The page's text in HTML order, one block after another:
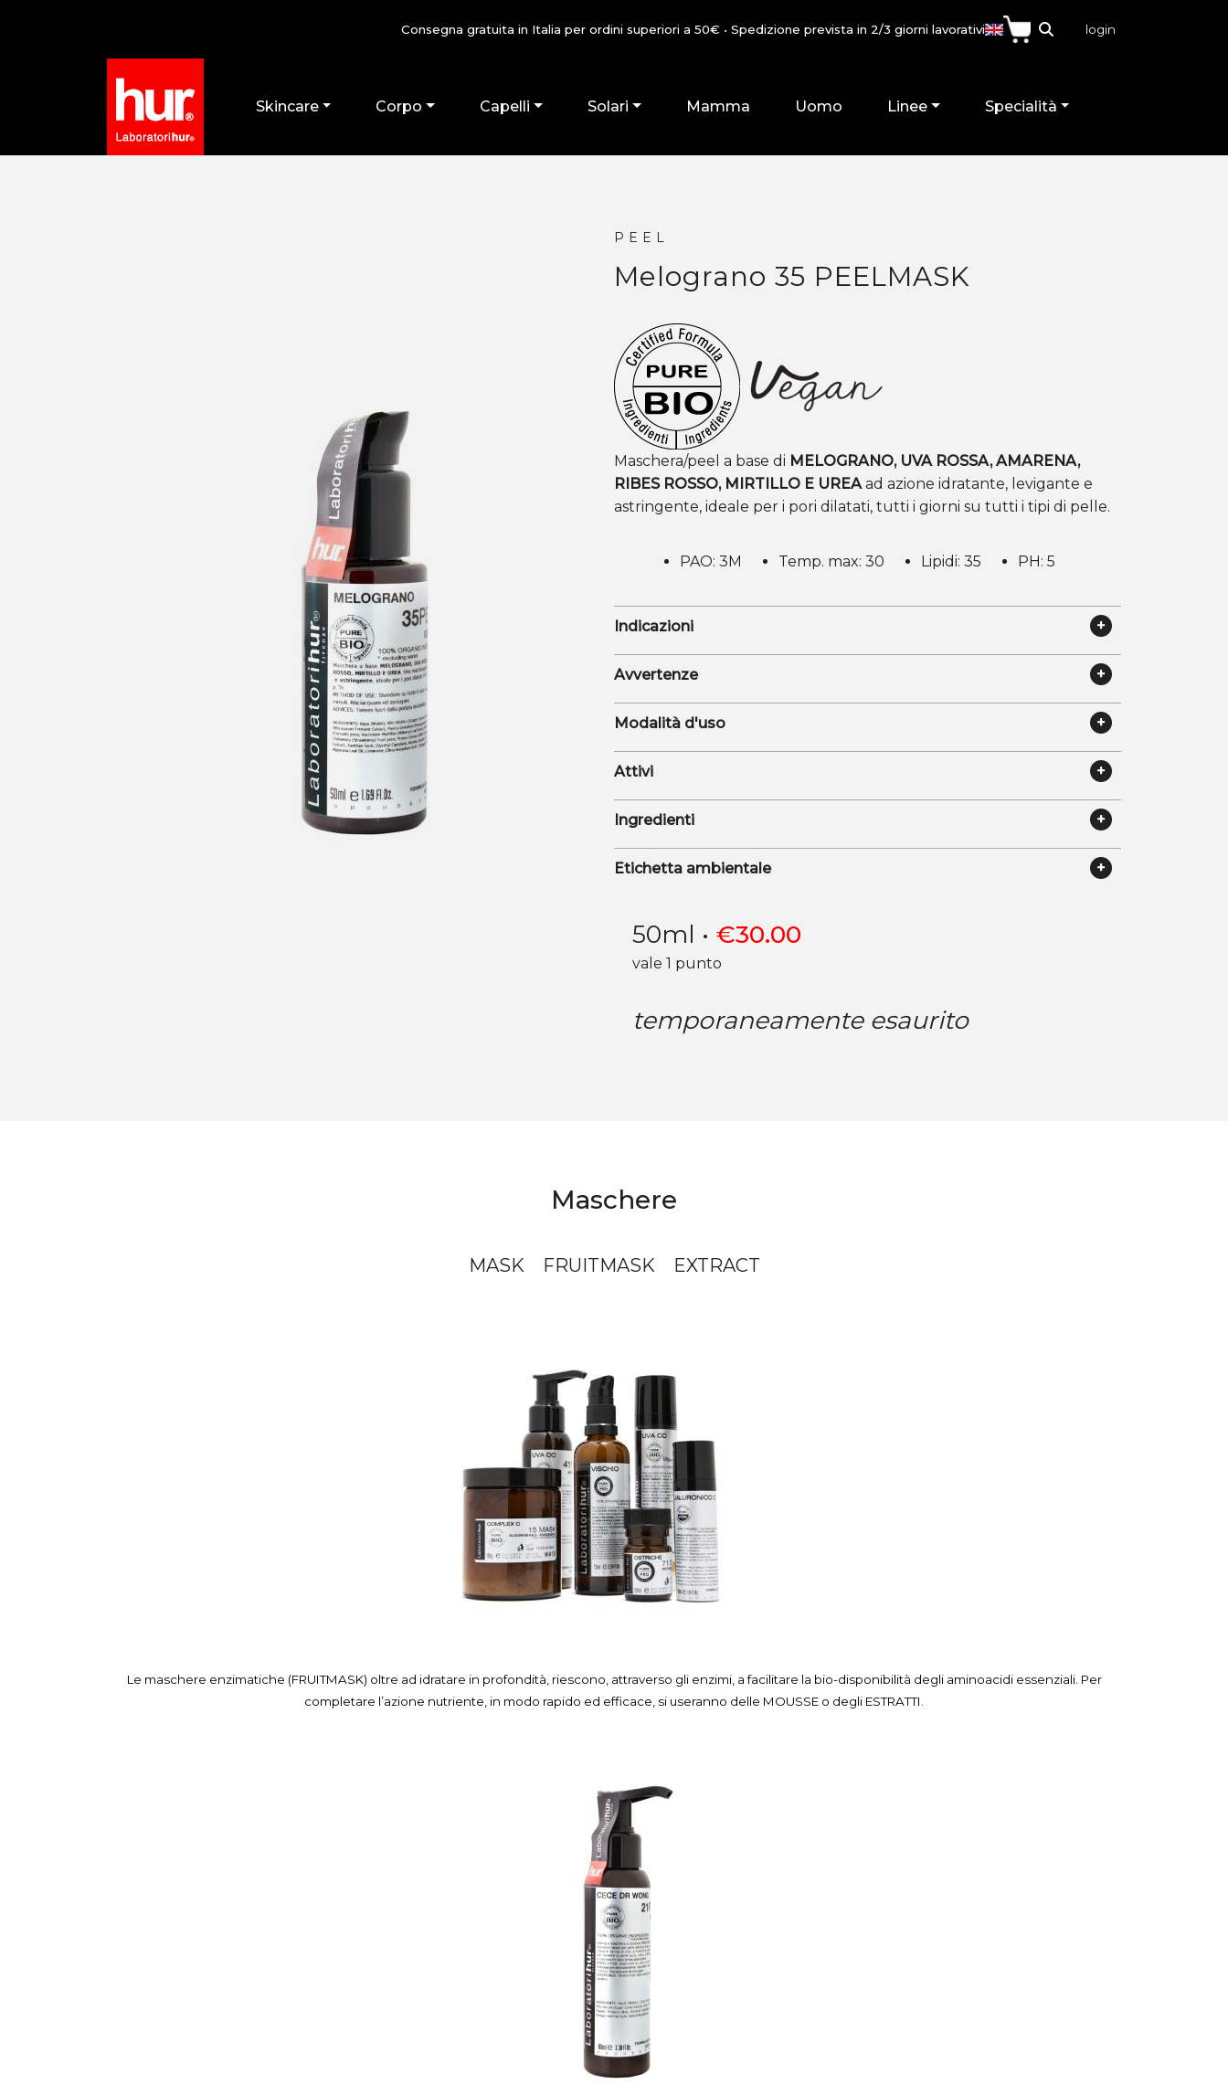
Consegna gratuita in Italia per ordini superiori a 50€ • Spedizione prevista in 2/3 giorni lavorativi login
Skincare Corpo Capelli Solari Mamma Uomo Linee Specialità
PEEL
Melograno 35 PEELMASK
Maschera/peel a base di MELOGRANO, UVA ROSSA, AMARENA,
RIBES ROSSO, MIRTILLO E UREAad azione idratante, levigante e
astringente, ideale per i pori dilatati, tutti i giorni su tutti i tipi di pelle.
PAO: 3M Temp. max: 30 Lipidi: 35 PH: 5
Indicazioni
Avvertenze
Modalità d'uso
Attivi
Ingredienti
Etichetta ambientale
50ml • €30.00
vale 1 punto
temporaneamente esaurito
Maschere
MASK FRUITMASK EXTRACT
Le maschere enzimatiche (FRUITMASK) oltre ad idratare in profondità, riescono, attraverso gli enzimi, a facilitare la bio-disponibilità degli aminoacidi essenziali. Per
completare l’azione nutriente, in modo rapido ed efficace, si useranno delle MOUSSE o degli ESTRATTI.